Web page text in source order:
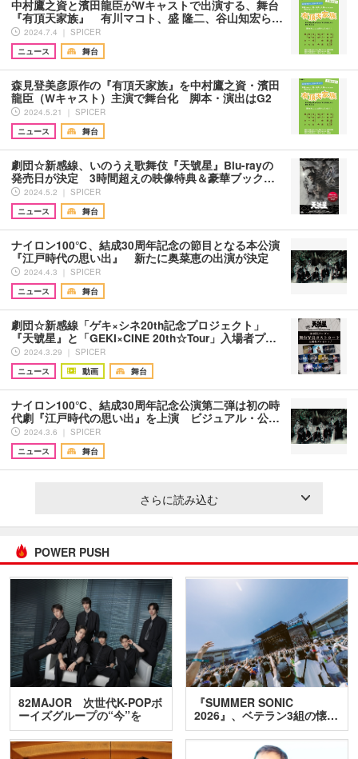
中村鷹之資と濱田龍臣がWキャストで出演する、舞台
『有頂天家族』 有川マコト、盛 隆二、谷山知宏ら…
2024.7.4 ｜ SPICER
ニュース
舞台
森見登美彦原作の『有頂天家族』を中村鷹之資・濱田
龍臣（Wキャスト）主演で舞台化 脚本・演出はG2
2024.5.21 ｜ SPICER
ニュース
舞台
劇団☆新感線、いのうえ歌舞伎『天號星』Blu-rayの
発売日が決定 3時間超えの映像特典＆豪華ブック…
2024.5.2 ｜ SPICER
ニュース
舞台
ナイロン100℃、結成30周年記念の節目となる本公演
『江戸時代の思い出』 新たに奥菜恵の出演が決定
2024.4.3 ｜ SPICER
ニュース
舞台
劇団☆新感線「ゲキ×シネ20th記念プロジェクト」
『天號星』と「GEKI×CINE 20th☆Tour」入場者プ…
2024.3.29 ｜ SPICER
ニュース
動画 舞台
ナイロン100℃、結成30周年記念公演第二弾は初の時
代劇『江戸時代の思い出』を上演 ビジュアル・公…
2024.3.6 ｜ SPICER
ニュース
舞台
さらに読み込む
POWER PUSH
82MAJOR 次世代K-POPボ
ーイズグループの“今”を
訊…
『SUMMER SONIC
2026』、ベテラン3組の懐…